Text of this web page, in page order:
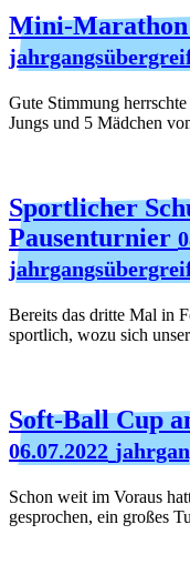
Mini-
Gute Stimmung
Jungs und 5 Mädchen
Sportlicher
Pausenturnier
Bereits das dritte Mal in
sportlich, wozu sich
Soft-Ball Cup
06.07.2022
Schon weit im Voraus
gesprochen, ein großes